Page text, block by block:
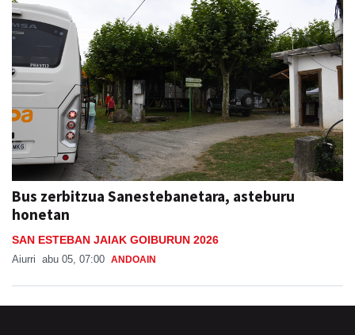
Bus zerbitzua Sanestebanetara, asteburu
honetan
SAN ESTEBAN JAIAK GOIBURUN 2026
Aiurri abu 05, 07:00 ANDOAIN